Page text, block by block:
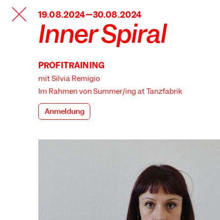
TANZFABRIK
BERLIN19.08.2024—30.08.2024
Inner Spiral
PROFITRAINING
mit Silvia Remigio
Im Rahmen von Summer/ing at Tanzfabrik
Anmeldung